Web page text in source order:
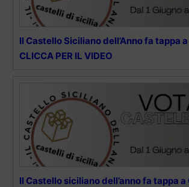
Il Castello Siciliano dell’Anno fa tappa
CLICCA PER IL VIDEO
Il Castello siciliano dell’anno fa tappa